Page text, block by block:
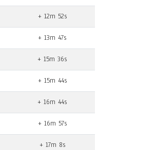
+ 12m 52s
+ 13m 47s
+ 15m 36s
+ 15m 44s
+ 16m 44s
+ 16m 57s
+ 17m 8s